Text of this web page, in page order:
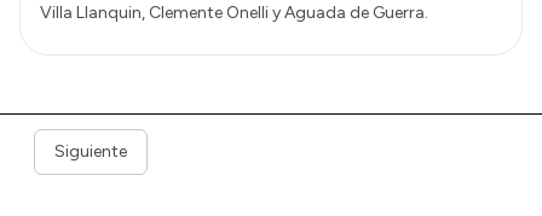
Villa Llanquin, Clemente Onelli y Aguada de Guerra.
Siguiente